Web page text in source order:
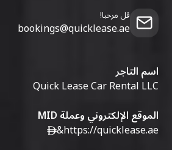
قل مرحبا!
bookings@quicklease.ae
اسم التاجر
Quick Lease Car Rental LLC
الموقع الإلكتروني وعملة MID
https://quicklease.ae
&